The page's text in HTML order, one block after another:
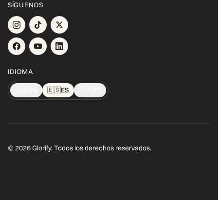
SÍGUENOS
IDIOMA
🇪🇸ES
© 2026 Glorify. Todos los derechos reservados.